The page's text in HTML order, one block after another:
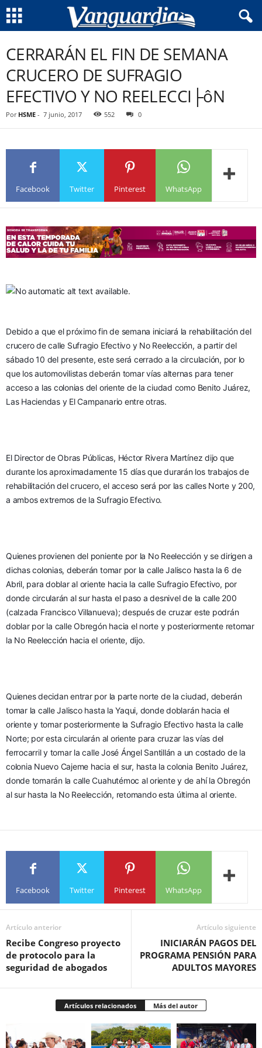
CERRARÁN EL FIN DE SEMANA
CRUCERO DE SUFRAGIO
EFECTIVO Y NO REELECCI├ôN
Por HSME - 7 junio, 2017 552 0
Facebook Twitter Pinterest WhatsApp
Debido a que el próximo fin de semana iniciará la rehabilitación del
crucero de calle Sufragio Efectivo y No Reelección, a partir del
sábado 10 del presente, este será cerrado a la circulación, por lo
que los automovilistas deberán tomar vías alternas para tener
acceso a las colonias del oriente de la ciudad como Benito Juárez,
Las Haciendas y El Campanario entre otras.
El Director de Obras Públicas, Héctor Rivera Martínez dijo que
durante los aproximadamente 15 días que durarán los trabajos de
rehabilitación del crucero, el acceso será por las calles Norte y 200,
a ambos extremos de la Sufragio Efectivo.
Quienes provienen del poniente por la No Reelección y se dirigen a
dichas colonias, deberán tomar por la calle Jalisco hasta la 6 de
Abril, para doblar al oriente hacia la calle Sufragio Efectivo, por
donde circularán al sur hasta el paso a desnivel de la calle 200
(calzada Francisco Villanueva); después de cruzar este podrán
doblar por la calle Obregón hacia el norte y posteriormente retomar
la No Reelección hacia el oriente, dijo.
Quienes decidan entrar por la parte norte de la ciudad, deberán
tomar la calle Jalisco hasta la Yaqui, donde doblarán hacia el
oriente y tomar posteriormente la Sufragio Efectivo hasta la calle
Norte; por esta circularán al oriente para cruzar las vías del
ferrocarril y tomar la calle José Ángel Santillán a un costado de la
colonia Nuevo Cajeme hacia el sur, hasta la colonia Benito Juárez,
donde tomarán la calle Cuahutémoc al oriente y de ahí la Obregón
al sur hasta la No Reelección, retomando esta última al oriente.
Facebook Twitter Pinterest WhatsApp
Artículo anterior
Recibe Congreso proyecto
de protocolo para la
seguridad de abogados
Artículo siguiente
INICIARÁN PAGOS DEL
PROGRAMA PENSIÓN PARA
ADULTOS MAYORES
Artículos relacionados Más del autor